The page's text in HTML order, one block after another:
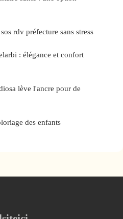
rdv préfecture sans stress
: élégance et confort
lève l'ancre pour de
des enfants